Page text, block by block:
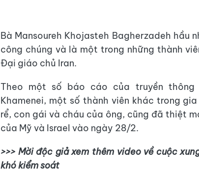
Bà Mansoureh Khojasteh Bagherzadeh hầu
công chúng và là một trong những thành
Đại giáo chủ Iran.
Theo một số báo cáo của truyền thông
Khamenei, một số thành viên khác trong
rể, con gái và cháu của ông, cũng đã thiệt
của Mỹ và Israel vào ngày 28/2.
>>> Mời độc giả xem thêm video về cuộc
khó kiểm soát